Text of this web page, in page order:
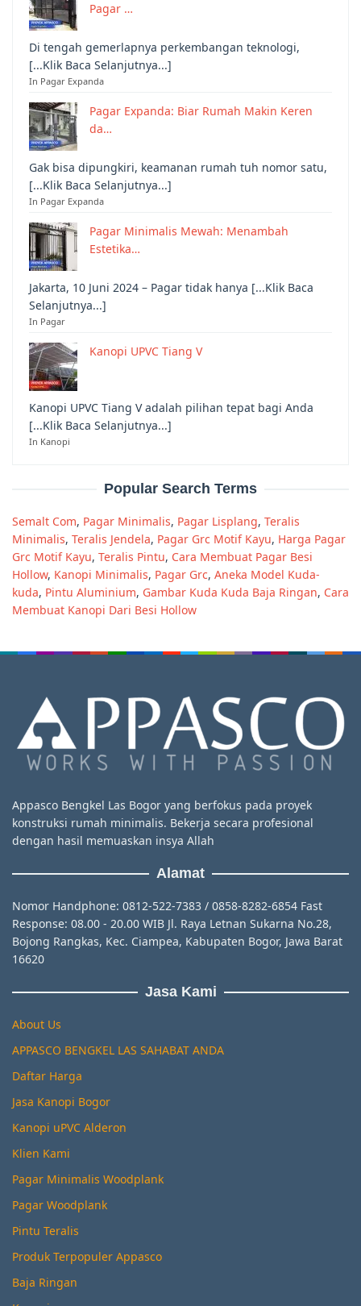
Pagar …
Di tengah gemerlapnya perkembangan teknologi,
[...Klik Baca Selanjutnya...]
In Pagar Expanda
Pagar Expanda: Biar Rumah Makin Keren
da…
Gak bisa dipungkiri, keamanan rumah tuh nomor satu,
[...Klik Baca Selanjutnya...]
In Pagar Expanda
Pagar Minimalis Mewah: Menambah
Estetika…
Jakarta, 10 Juni 2024 – Pagar tidak hanya [...Klik Baca
Selanjutnya...]
In Pagar
Kanopi UPVC Tiang V
Kanopi UPVC Tiang V adalah pilihan tepat bagi Anda
[...Klik Baca Selanjutnya...]
In Kanopi
Popular Search Terms
Semalt Com, Pagar Minimalis, Pagar Lisplang, Teralis
Minimalis, Teralis Jendela, Pagar Grc Motif Kayu, Harga Pagar
Grc Motif Kayu, Teralis Pintu, Cara Membuat Pagar Besi
Hollow, Kanopi Minimalis, Pagar Grc, Aneka Model Kuda-
kuda, Pintu Aluminium, Gambar Kuda Kuda Baja Ringan, Cara
Membuat Kanopi Dari Besi Hollow
Appasco Bengkel Las Bogor yang berfokus pada proyek
konstruksi rumah minimalis. Bekerja secara profesional
dengan hasil memuaskan insya Allah
Alamat
Nomor Handphone: 0812-522-7383 / 0858-8282-6854 Fast
Response: 08.00 - 20.00 WIB Jl. Raya Letnan Sukarna No.28,
Bojong Rangkas, Kec. Ciampea, Kabupaten Bogor, Jawa Barat
16620
Jasa Kami
About Us
APPASCO BENGKEL LAS SAHABAT ANDA
Daftar Harga
Jasa Kanopi Bogor
Kanopi uPVC Alderon
Klien Kami
Pagar Minimalis Woodplank
Pagar Woodplank
Pintu Teralis
Produk Terpopuler Appasco
Baja Ringan